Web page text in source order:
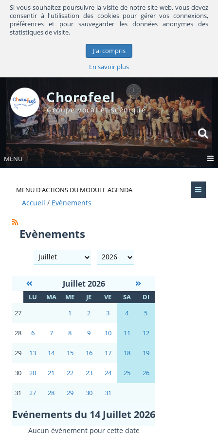
Si vous souhaitez poursuivre la visite de notre site web, vous devez
consentir à l'utilisation des cookies pour gérer vos connexions,
préférences et pour sauvegarder les données anonymes des
statistiques de visite.
J'ai compris
En savoir plus
Chorofeel
Groupe vocal et scénique
MENU
MENU D'ACTIONS DU MODULE AGENDA
Accueil Evènements
Evènements
mois année
Juillet 2026
LU MA ME JE VE SA
DI
27
1 2 3 4 5
28 6 7 8 9 10 11 12
29 13 14 15 16 17 18 19
30 20 21 22 23 24 25 26
31 27 28 29 30 31
Evénements du 14 Juillet 2026
Aucun événement pour cette date